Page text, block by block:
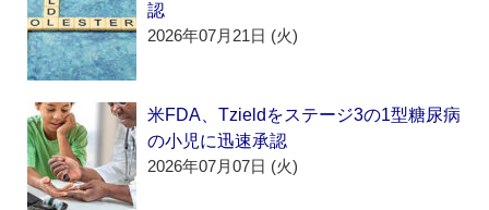
認
2026年07月21日 (火)
米FDA、Tzieldをステージ3の1型糖尿病
の小児に迅速承認
2026年07月07日 (火)